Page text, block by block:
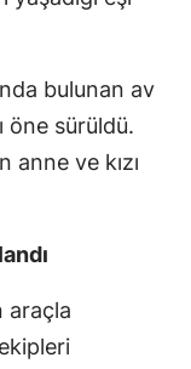
bulunan av
öne sürüldü.
anne ve kızı
araçla